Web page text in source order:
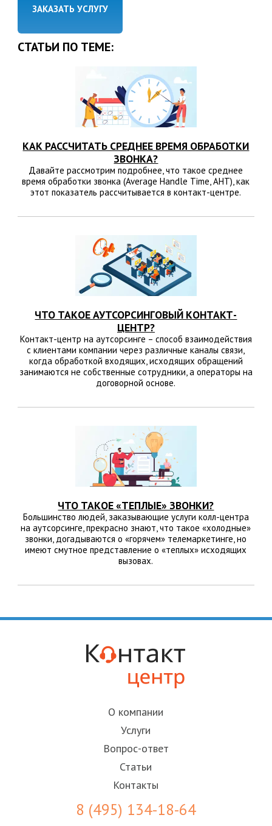
ЗАКАЗАТЬ УСЛУГУ
СТАТЬИ ПО ТЕМЕ:
КАК РАССЧИТАТЬ СРЕДНЕЕ ВРЕМЯ ОБРАБОТКИ
ЗВОНКА?
Давайте рассмотрим подробнее, что такое среднее
время обработки звонка (Average Handle Time, AHT), как
этот показатель рассчитывается в контакт-центре.
ЧТО ТАКОЕ АУТСОРСИНГОВЫЙ КОНТАКТ-
ЦЕНТР?
Контакт-центр на аутсорсинге – способ взаимодействия
с клиентами компании через различные каналы связи,
когда обработкой входящих, исходящих обращений
занимаются не собственные сотрудники, а операторы на
договорной основе.
ЧТО ТАКОЕ «ТЕПЛЫЕ» ЗВОНКИ?
Большинство людей, заказывающие услуги колл-центра
на аутсорсинге, прекрасно знают, что такое «холодные»
звонки, догадываются о «горячем» телемаркетинге, но
имеют смутное представление о «теплых» исходящих
вызовах.
О компании
Услуги
Вопрос-ответ
Статьи
Контакты
8 (495) 134-18-64